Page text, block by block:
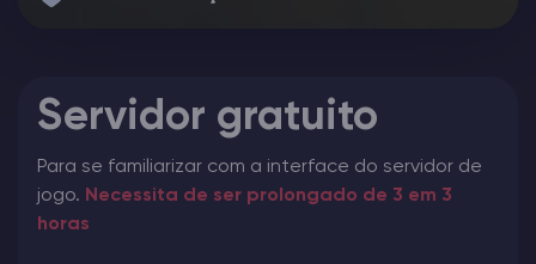
Servidor gratuito
Para se familiarizar com a interface do servidor de
jogo. Necessita de ser prolongado de 3 em 3
horas